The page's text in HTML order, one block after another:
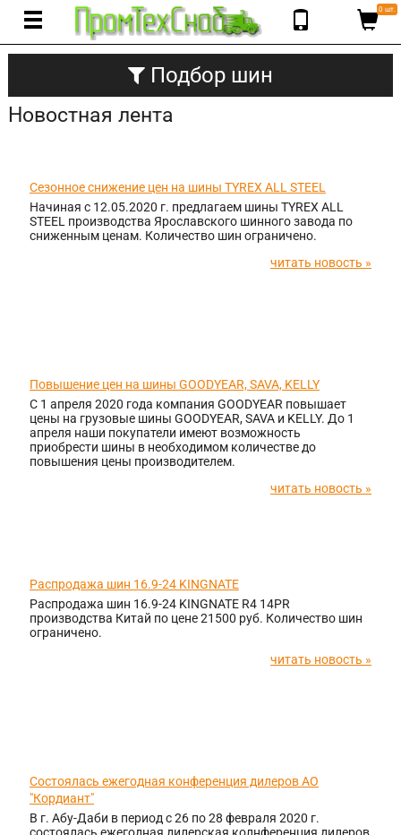
0 шт.
Подбор шин
Новостная лента
Сезонное снижение цен на шины TYREX ALL STEEL
Начиная с 12.05.2020 г. предлагаем шины TYREX ALL
STEEL производства Ярославского шинного завода по
сниженным ценам. Количество шин ограничено.
читать новость »
Повышение цен на шины GOODYEAR, SAVA, KELLY
С 1 апреля 2020 года компания GOODYEAR повышает
цены на грузовые шины GOODYEAR, SAVA и KELLY. До 1
апреля наши покупатели имеют возможность
приобрести шины в необходимом количестве до
повышения цены производителем.
читать новость »
Распродажа шин 16.9-24 KINGNATE
Распродажа шин 16.9-24 KINGNATE R4 14PR
производства Китай по цене 21500 руб. Количество шин
ограничено.
читать новость »
Состоялась ежегодная конференция дилеров АО
"Кордиант"
В г. Абу-Даби в период с 26 по 28 февраля 2020 г.